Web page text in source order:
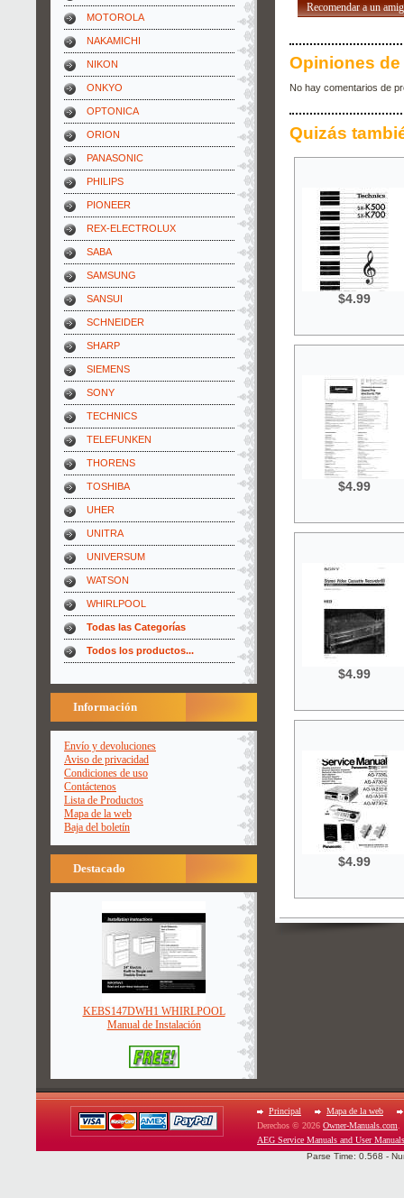
MOTOROLA
NAKAMICHI
NIKON
ONKYO
OPTONICA
ORION
PANASONIC
PHILIPS
PIONEER
REX-ELECTROLUX
SABA
SAMSUNG
SANSUI
SCHNEIDER
SHARP
SIEMENS
SONY
TECHNICS
TELEFUNKEN
THORENS
TOSHIBA
UHER
UNITRA
UNIVERSUM
WATSON
WHIRLPOOL
Todas las Categorías
Todos los productos...
Información
Envío y devoluciones
Aviso de privacidad
Condiciones de uso
Contáctenos
Lista de Productos
Mapa de la web
Baja del boletín
Destacado
KEBS147DWH1 WHIRLPOOL
Manual de Instalación
Recomendar a un
Opiniones
No hay comentarios de
Quizás
$4.99
$4.99
$4.99
$4.99
Principal
Mapa de la web
Derechos © 2026 Owner-Manuals.com
AEG Service Manuals and User Manuals
Parse Time: 0.568 -